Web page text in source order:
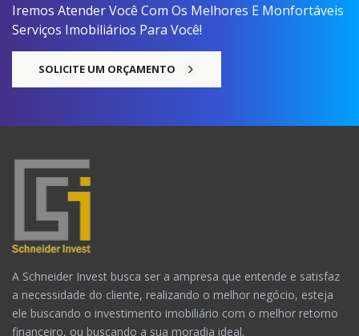
Iremos Atender Você Com Os Melhores E Monfortáveis
Serviços Imobiliários Para Você!
SOLICITE UM ORÇAMENTO
A Schneider Invest busca ser a ampresa que entende e satisfaz
a necessidade do cliente, realizando o melhor negócio, esteja
ele buscando o investimento imobiliário com o melhor retorno
financeiro, ou buscando a sua moradia ideal.